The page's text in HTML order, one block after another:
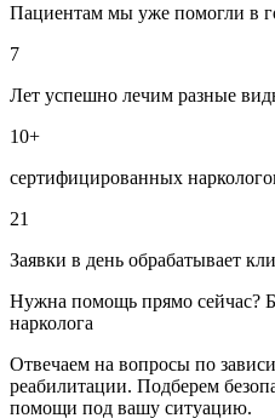
Пациентам мы уже помогли в
7
Лет успешно лечим разные
10+
сертифицированных
21
Заявки в день обрабатывает
Нужна помощь прямо сейчас?
нарколога
Отвечаем на вопросы по
реабилитации. Подберем
помощи под вашу ситуацию.